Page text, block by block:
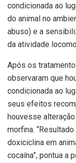
condicionada ao
do animal no
abuso) e a
da atividade
Após os
observaram que
condicionada ao
seus efeitos
houvesse
morfina.
doxiciclina em
cocaína”, pontua a